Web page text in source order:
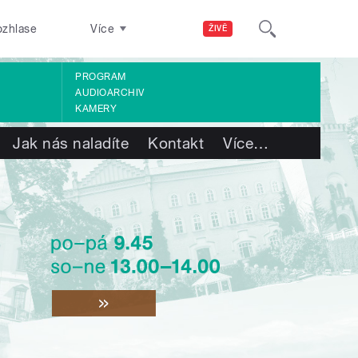
ŽIVĚ
Více
PROGRAM
AUDIOARCHIV
KAMERY
Jak nás naladíte Kontakt Více…